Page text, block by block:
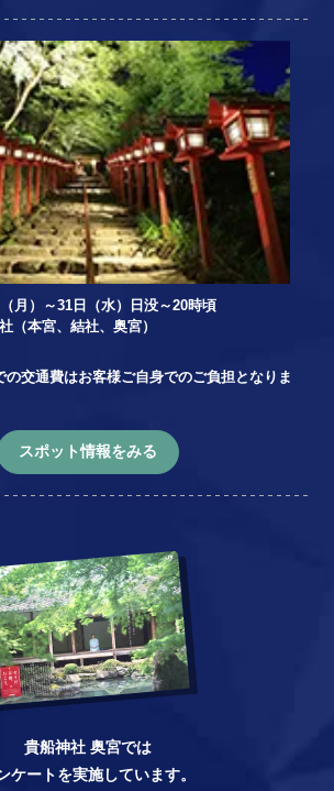
月）～31日（水）日没～20時頃
（本宮、結社、奥宮）
交通費はお客様ご自身でのご負担となりま
スポット情報をみる
貴船神社 奥宮では
ケートを実施しています。